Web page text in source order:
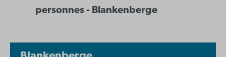
personnes - Blankenberge